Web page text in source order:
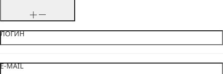
ЛОГИН
E-MAIL